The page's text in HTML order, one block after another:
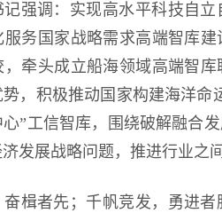
记强调：实现高水平科技自
服务国家战略需求高端智库
，牵头成立船海领域高端智
，积极推动国家构建海洋命
心”工信智库，围绕破解融合
发展战略问题，推进行业之
奋楫者先；千帆竞发，勇进